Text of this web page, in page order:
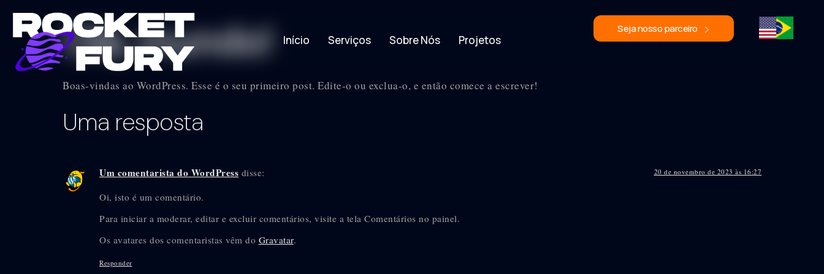
Início Serviços Sobre Nós Projetos
Seja nosso parceiro
Olá, mundo!
Boas-vindas ao WordPress. Esse é o seu primeiro post. Edite-o ou exclua-o, e então comece a escrever!
Uma resposta
Um comentarista do WordPress disse: 20 de novembro de 2023 às 16:27
Oi, isto é um comentário.
Para iniciar a moderar, editar e excluir comentários, visite a tela Comentários no painel.
Os avatares dos comentaristas vêm do Gravatar.
Responder